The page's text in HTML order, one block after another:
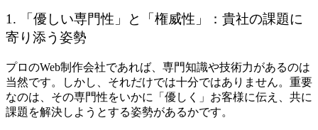
1. 「優しい専門性」と「権威性」：貴社の課題に
寄り添う姿勢
プロのWeb制作会社であれば、専門知識や技術力があるのは
当然です。しかし、それだけでは十分ではありません。重要
なのは、その専門性をいかに「優しく」お客様に伝え、共に
課題を解決しようとする姿勢があるかです。